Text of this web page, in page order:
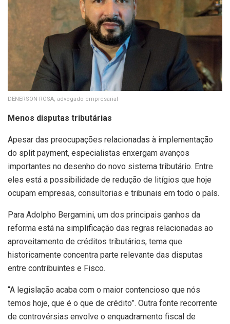
DENERSON ROSA, advogado empresarial
Menos disputas tributárias
Apesar das preocupações relacionadas à implementação
do split payment, especialistas enxergam avanços
importantes no desenho do novo sistema tributário. Entre
eles está a possibilidade de redução de litígios que hoje
ocupam empresas, consultorias e tribunais em todo o país.
Para Adolpho Bergamini, um dos principais ganhos da
reforma está na simplificação das regras relacionadas ao
aproveitamento de créditos tributários, tema que
historicamente concentra parte relevante das disputas
entre contribuintes e Fisco.
“A legislação acaba com o maior contencioso que nós
temos hoje, que é o que de crédito”. Outra fonte recorrente
de controvérsias envolve o enquadramento fiscal de